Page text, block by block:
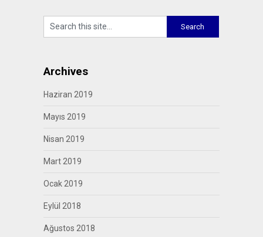
Archives
Haziran 2019
Mayıs 2019
Nisan 2019
Mart 2019
Ocak 2019
Eylül 2018
Ağustos 2018